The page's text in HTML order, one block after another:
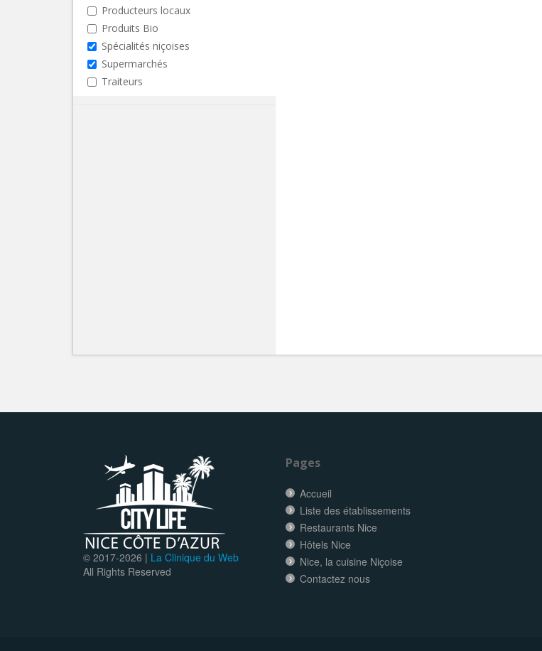
Producteurs locaux
Produits Bio
Spécialités niçoises
Supermarchés
Traiteurs
© 2017-2026 | La Clinique du Web
All Rights Reserved
Pages
Accueil
Liste des établissements
Restaurants Nice
Hôtels Nice
Nice, la cuisine Niçoise
Contactez nous